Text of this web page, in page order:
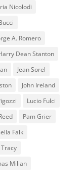
Nicolodi
A. Romero
Dean Stanton
Jean Sorel
John Ireland
Lucio Fulci
Pam Grier
Falk
Milian